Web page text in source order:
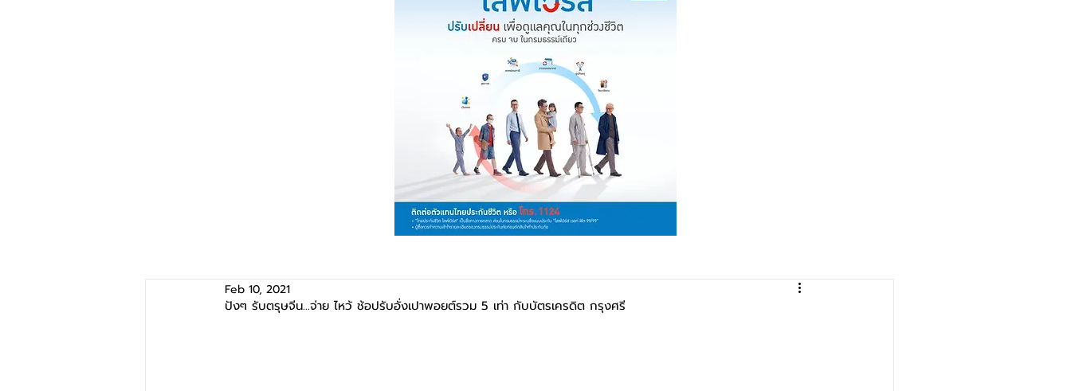
ปังๆ รับตรุษจีน...จ่าย ไหว้ ช้อปรับอั่งเปาพอยต์รวม 5 เท่า กับบัตรเครดิต กรุงศรี
Feb 10, 2021